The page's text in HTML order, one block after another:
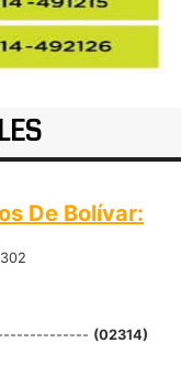
De Bolívar:
(02314)